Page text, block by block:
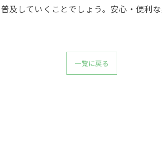
及していくことでしょう。安心・便利
一覧に戻る